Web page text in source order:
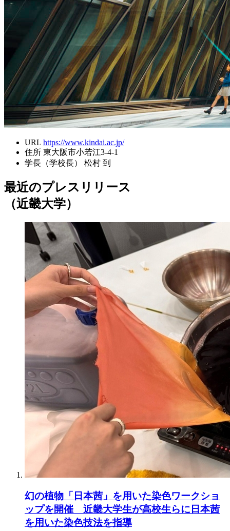
URL https://www.kindai.ac.jp/
住所 東大阪市小若江3-4-1
学長（学校長）
松村 到
最近のプレスリリース
（近畿大学）
幻の植物「日本茜」を用いた染色ワークショ
ップを開催 近畿大学生が高校生らに日本茜
を用いた染色技法を指導